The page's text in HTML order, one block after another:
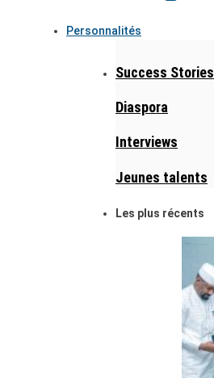
Personnalités
Success Stories
Diaspora
Interviews
Jeunes talents
Les plus récents